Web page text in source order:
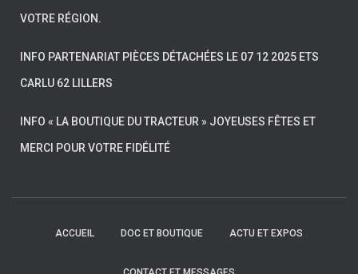
VOTRE RÉGION.
INFO PARTENARIAT PIÈCES DÉTACHÉES LE 07 12 2025 ETS
CARLU 62 LILLERS
INFO « LA BOUTIQUE DU TRACTEUR » JOYEUSES FÊTES ET
MERCI POUR VOTRE FIDÉLITÉ
ACCUEIL DOC ET BOUTIQUE ACTU ET EXPOS